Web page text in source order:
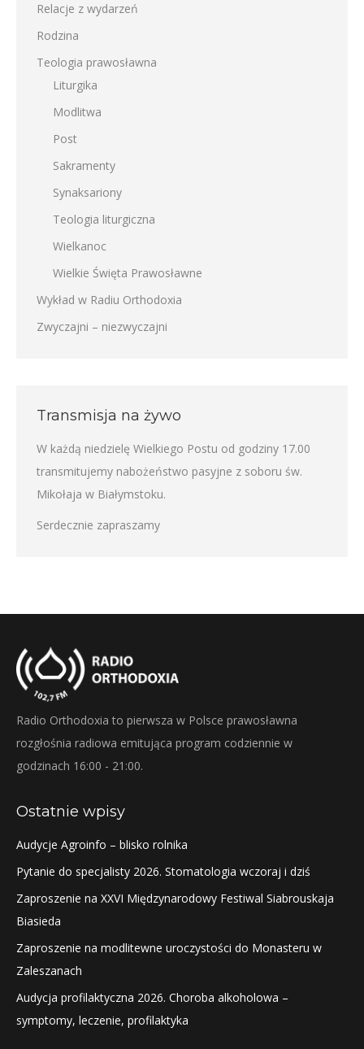
Relacje z wydarzeń
Rodzina
Teologia prawosławna
Liturgika
Modlitwa
Post
Sakramenty
Synaksariony
Teologia liturgiczna
Wielkanoc
Wielkie Święta Prawosławne
Wykład w Radiu Orthodoxia
Zwyczajni – niezwyczajni
Transmisja na żywo
W każdą niedzielę Wielkiego Postu od godziny 17.00
transmitujemy nabożeństwo pasyjne z soboru św.
Mikołaja w Białymstoku.
Serdecznie zapraszamy
Radio Orthodoxia to pierwsza w Polsce prawosławna
rozgłośnia radiowa emitująca program codziennie w
godzinach 16:00 - 21:00.
Ostatnie wpisy
Audycje Agroinfo – blisko rolnika
Pytanie do specjalisty 2026. Stomatologia wczoraj i dziś
Zaproszenie na XXVI Międzynarodowy Festiwal Siabrouskaja
Biasieda
Zaproszenie na modlitewne uroczystości do Monasteru w
Zaleszanach
Audycja profilaktyczna 2026. Choroba alkoholowa –
symptomy, leczenie, profilaktyka